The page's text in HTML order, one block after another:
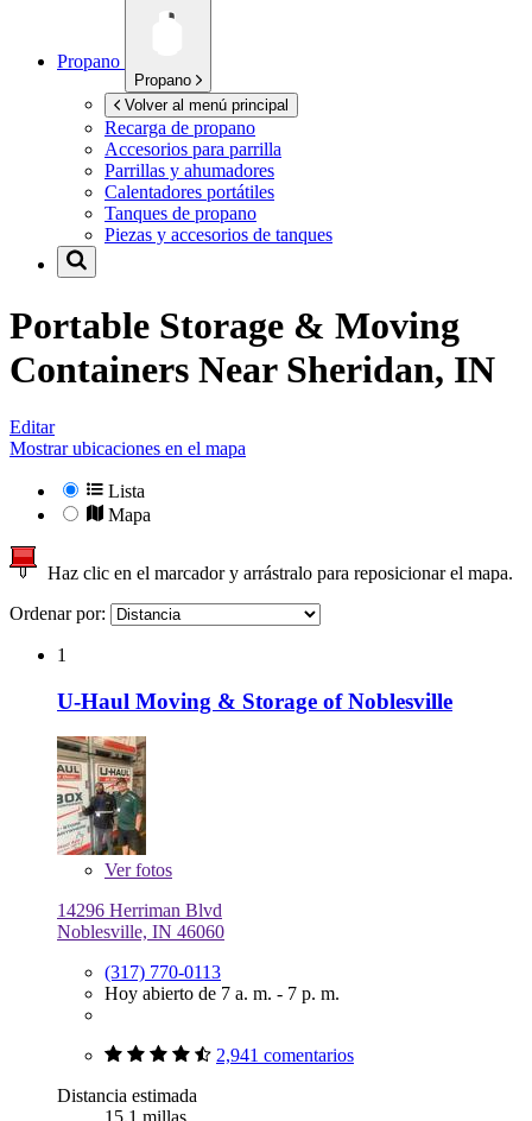
Propano
Propano
Volver al menú principal
Recarga de propano
Accesorios para parrilla
Parrillas y ahumadores
Calentadores portátiles
Tanques de propano
Piezas y accesorios de tanques
Portable Storage & Moving
Containers Near Sheridan, IN
Editar
Mostrar ubicaciones en el mapa
Lista
Mapa
Haz clic en el marcador y arrástralo para reposicionar el mapa.
Ordenar por:
1
U-Haul Moving & Storage of Noblesville
Verfotos
14296 Herriman Blvd
Noblesville, IN 46060
(317) 770-0113
Hoy abierto de 7 a. m. - 7 p. m.
2,941 comentarios
Distancia estimada